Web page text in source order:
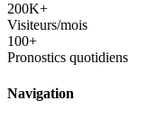
200K+
Visiteurs/mois
100+
Pronostics quotidiens
Navigation